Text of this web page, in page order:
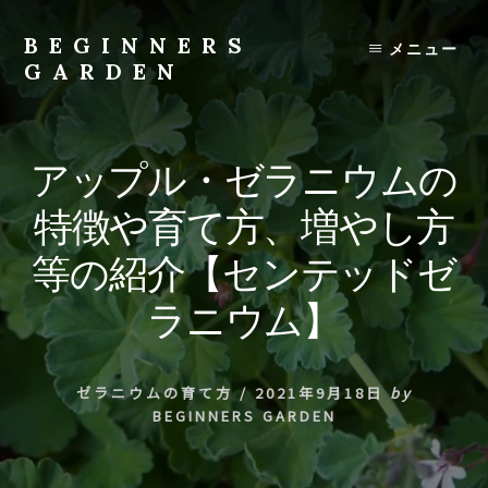
content
BEGINNERS
GARDEN
物
種
類
や
育
て
方
の
い
メニュー
アップル・ゼラニウムの
特徴や育て方、増やし方
等の紹介【センテッドゼ
ラニウム】
ゼラニウムの育て方/ 2021年9月18日 by
BEGINNERS GARDEN